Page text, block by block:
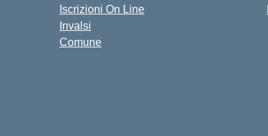
Iscrizioni On Line
Invalsi
Comune